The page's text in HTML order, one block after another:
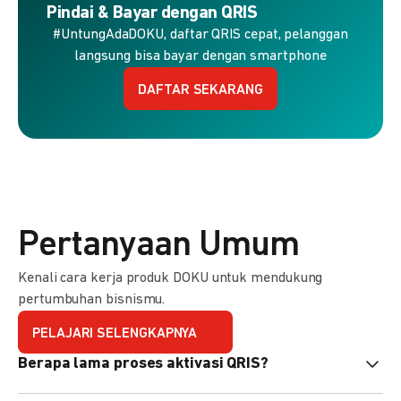
Pindai & Bayar dengan QRIS
#UntungAdaDOKU, daftar QRIS cepat, pelanggan
langsung bisa bayar dengan smartphone
DAFTAR SEKARANG
Pertanyaan Umum
Kenali cara kerja produk DOKU untuk mendukung
pertumbuhan bisnismu.
PELAJARI SELENGKAPNYA
Berapa lama proses aktivasi QRIS?